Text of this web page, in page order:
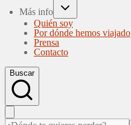
Más info
Quién soy
Por dónde hemos viajado
Prensa
Contacto
Buscar